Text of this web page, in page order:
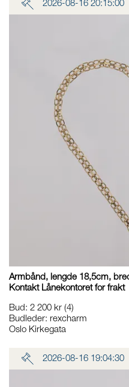
2026-08-16 20:15:00
Armbånd, lengde 18,5cm,
Kontakt Lånekontoret for frakt
Bud: 2 200 kr (4)
Budleder: rexcharm
Oslo Kirkegata
2026-08-16 19:04:30